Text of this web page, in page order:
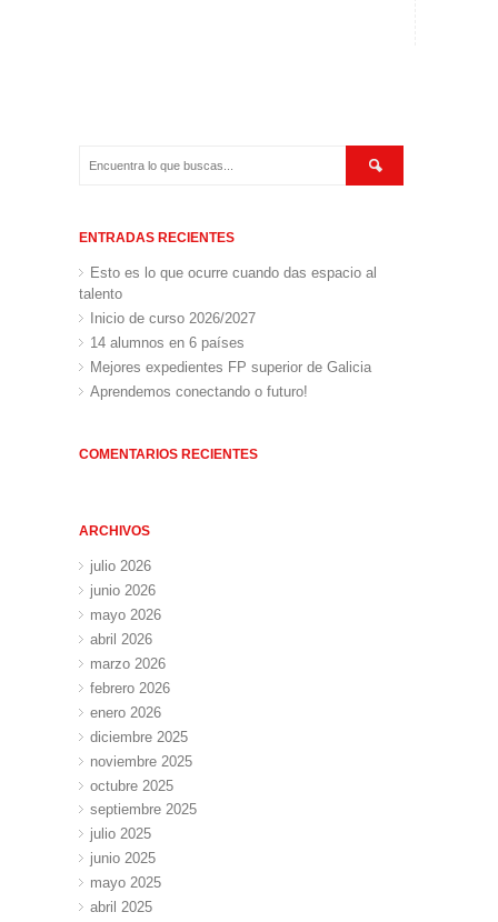
ENTRADAS RECIENTES
Esto es lo que ocurre cuando das espacio al
talento
Inicio de curso 2026/2027
14 alumnos en 6 países
Mejores expedientes FP superior de Galicia
Aprendemos conectando o futuro!
COMENTARIOS RECIENTES
ARCHIVOS
julio 2026
junio 2026
mayo 2026
abril 2026
marzo 2026
febrero 2026
enero 2026
diciembre 2025
noviembre 2025
octubre 2025
septiembre 2025
julio 2025
junio 2025
mayo 2025
abril 2025